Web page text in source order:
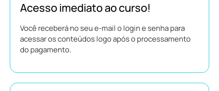
Acesso imediato ao curso!
Você receberá no seu e-mail o login e senha para
acessar os conteúdos logo após o processamento
do pagamento.